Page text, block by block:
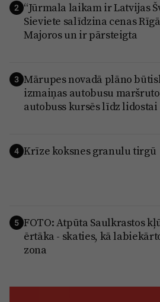
2 “Jūrmala laikam ir Latvijas
Sieviete salīdzina cenas
Majoros un ir pārsteigta
3 Mārupes novadā plāno
izmaiņas autobusu
autobuss kursēs līdz lidostai
4 Krīze koksnes granulu tirgū
5 FOTO: Atpūta Saulkrastos
ērtāka - skaties, kā
zona